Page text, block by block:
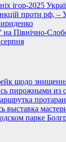
ігор-2025
проти рф, –
Північно-
серпня
щодо знищення
пирожными из
выставка
парке